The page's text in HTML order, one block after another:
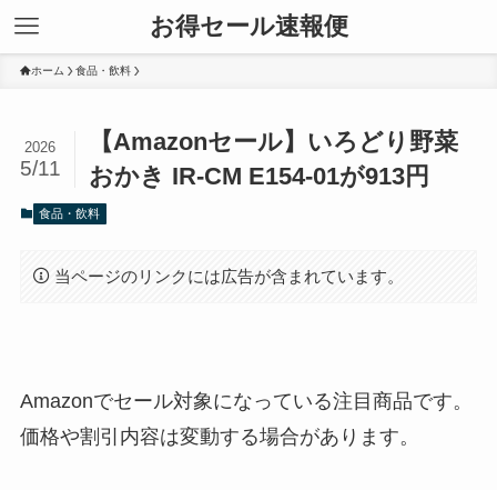
お得セール速報便
ホーム 食品・飲料
【Amazonセール】いろどり野菜
おかき IR-CM E154-01が913円
2026
5/11
食品・飲料
当ページのリンクには広告が含まれています。
Amazonでセール対象になっている注目商品です。
価格や割引内容は変動する場合があります。